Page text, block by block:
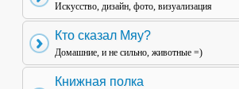
Искусство, дизайн, фото, визуализация
Кто сказал Мяу?
Домашние, и не сильно, животные =)
Книжная полка